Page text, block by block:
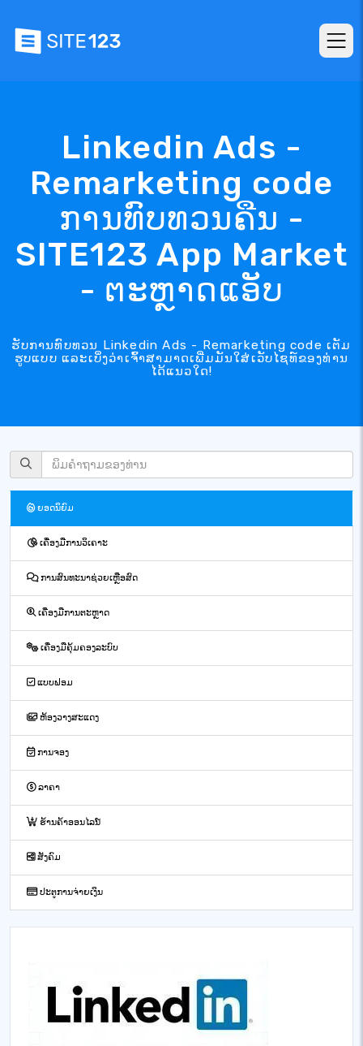
Linkedin Ads -
Remarketing code
ການທົບທວນຄືນ -
SITE123 App Market
- ຕະຫຼາດແອັບ
ຮັບການທົບທວນ Linkedin Ads - Remarketing code ເຕັມ
ຮູບແບບ ແລະເບິ່ງວ່າເຈົ້າສາມາດເພີ່ມມັນໃສ່ເວັບໄຊທ໌ຂອງທ່ານ
ໄດ້ແນວໃດ!
ຍອດນິຍົມ
ເຄື່ອງມືການວິເຄາະ
ການສົນທະນາຊ່ວຍເຫຼືອສົດ
ເຄື່ອງມືການຕະຫຼາດ
ເຄື່ອງມືຄຸ້ມຄອງລະບົບ
ແບບຟອມ
ຫ້ອງວາງສະແດງ
ການຈອງ
ລາຄາ
ຮ້ານຄ້າອອນໄລນ໌
ສັງຄົມ
ປະຕູການຈ່າຍເງິນ